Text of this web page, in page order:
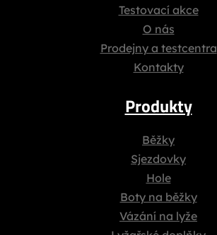
Testovací akce
O nás
Prodejny a testcentra
Kontakty
Produkty
Běžky
Sjezdovky
Hole
Boty na běžky
Vázání na lyže